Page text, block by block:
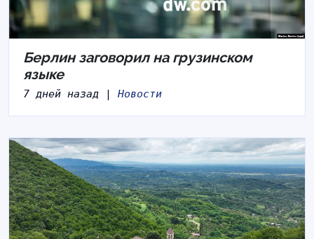
Берлин заговорил на грузинском
языке
7 дней назад | Новости